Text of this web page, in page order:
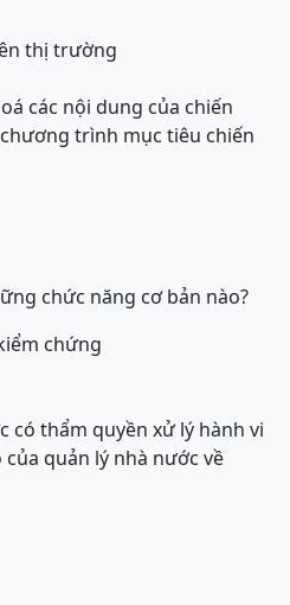
thị trường
các nội dung của chiến
trình mục tiêu chiến
chức năng cơ bản nào?
chứng
có thẩm quyền xử lý hành vi
quản lý nhà nước về